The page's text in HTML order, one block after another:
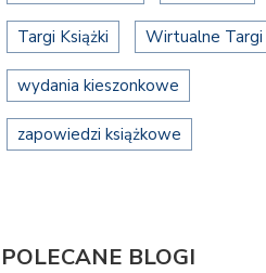
Targi Książki Wirtualne Targi
wydania kieszonkowe
zapowiedzi książkowe
POLECANE BLOGI